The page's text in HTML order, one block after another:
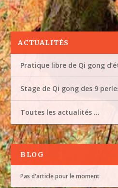
ACTUALITÉS
Pratique libre de Qi gong
Stage de Qi gong des 9
Toutes les actualités …
BLOG
Pas d'article pour le moment